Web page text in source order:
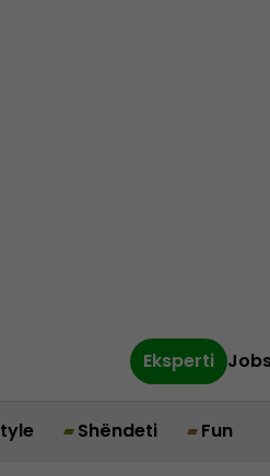
Eksperti
Shëndeti Fun